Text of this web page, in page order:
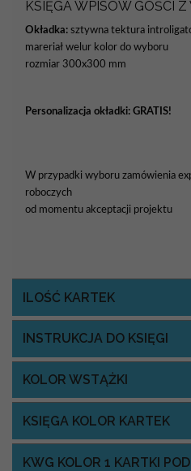
KSIĘGA WPISÓW GOŚCI Z
Okładka: sztywna tektura
mareriał welur kolor do wyboru
rozmiar 300x300 mm
Personalizacja okładki: GRATIS!
W przypadki wyboru zamówienia
roboczych
od momentu akceptacji projektu
ILOŚĆ KARTEK
INSTRUKCJA DO KSIĘGI
KOLOR WSTĄŻKI
KSIĘGA KOLOR KARTEK
KWG KOLOR 1 KARTKI